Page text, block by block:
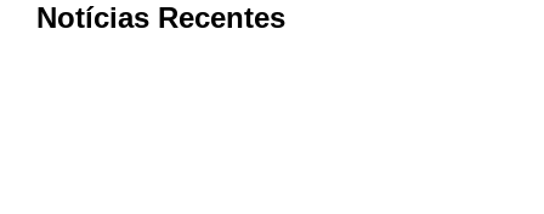
Notícias Recentes